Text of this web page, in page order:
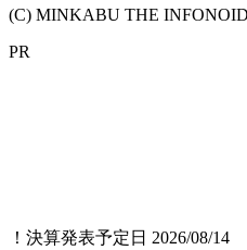
(C) MINKABU THE
PR
！ 決算発表予定日 2026/08/14